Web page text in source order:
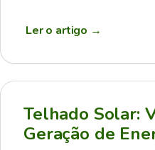
Ler o artigo →
Telhado Solar:
Geração de